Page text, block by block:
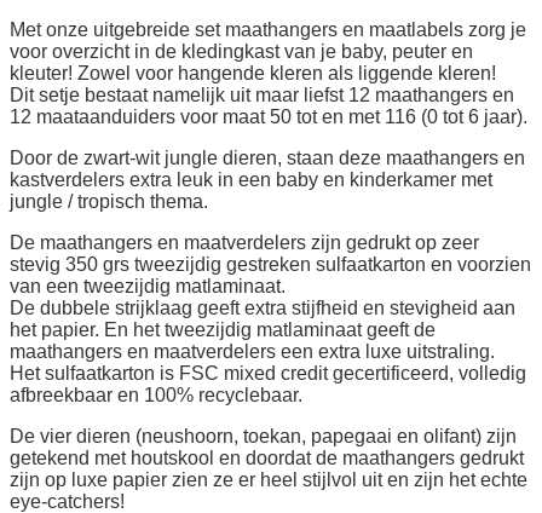
Met onze uitgebreide set maathangers en maatlabels zorg je
voor overzicht in de kledingkast van je baby, peuter en
kleuter! Zowel voor hangende kleren als liggende kleren!
Dit setje bestaat namelijk uit maar liefst 12 maathangers en
12 maataanduiders voor maat 50 tot en met 116 (0 tot 6 jaar).
Door de zwart-wit jungle dieren, staan deze maathangers en
kastverdelers extra leuk in een baby en kinderkamer met
jungle / tropisch thema.
De maathangers en maatverdelers zijn gedrukt op zeer
stevig 350 grs tweezijdig gestreken sulfaatkarton en voorzien
van een tweezijdig matlaminaat.
De dubbele strijklaag geeft extra stijfheid en stevigheid aan
het papier. En het tweezijdig matlaminaat geeft de
maathangers en maatverdelers een extra luxe uitstraling.
Het sulfaatkarton is FSC mixed credit gecertificeerd, volledig
afbreekbaar en 100% recyclebaar.
De vier dieren (neushoorn, toekan, papegaai en olifant) zijn
getekend met houtskool en doordat de maathangers gedrukt
zijn op luxe papier zien ze er heel stijlvol uit en zijn het echte
eye-catchers!